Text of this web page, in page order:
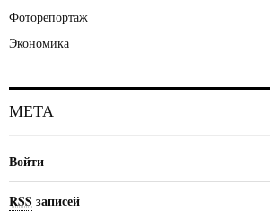
Фоторепортаж
Экономика
МЕТА
Войти
RSS записей